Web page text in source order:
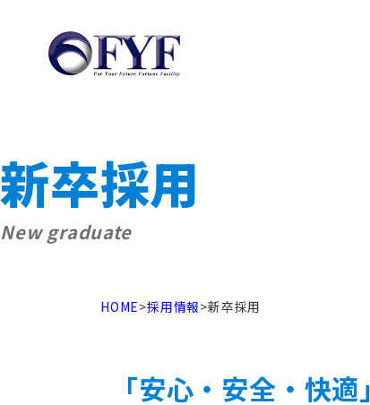
新卒採用
New graduate
HOME>採用情報>新卒採用
「安心・安全・快適」